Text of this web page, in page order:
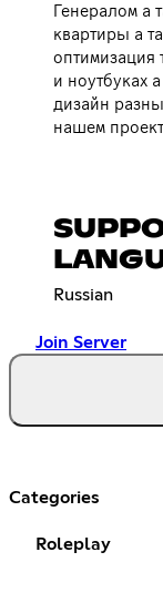
Генералом а
квартиры а
оптимизация
и ноутбуках
дизайн
нашем
Russian
Join Server
Categories
Roleplay